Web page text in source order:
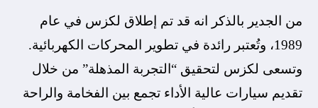
من الجدير بالذكر انه قد تم إطلاق لكزس في عام
1989، وتُعتبر رائدة في تطوير المحركات الكهربائية.
وتسعى لكزس لتحقيق “التجربة المذهلة” من خلال
تقديم سيارات عالية الأداء تجمع بين الفخامة والراحة